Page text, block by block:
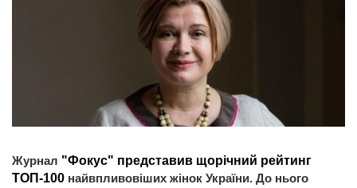
Журнал "Фокус" представив щорічний рейтинг
ТОП-100 найвпливовіших жінок України. До нього